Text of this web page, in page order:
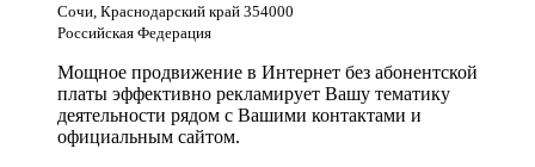
Сочи, Краснодарский край 354000
Российская Федерация
Мощное продвижение в Интернет без абонентской
платы эффективно рекламирует Вашу тематику
деятельности рядом с Вашими контактами и
официальным сайтом.